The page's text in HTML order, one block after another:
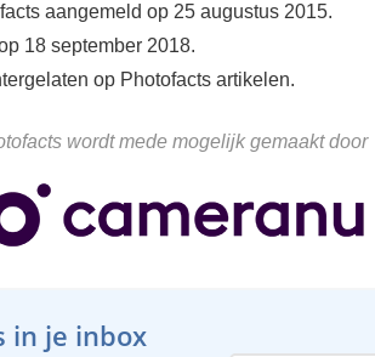
aangemeld op 25 augustus 2015.
18 september 2018.
op Photofacts artikelen.
wordt mede mogelijk gemaakt door
in je inbox